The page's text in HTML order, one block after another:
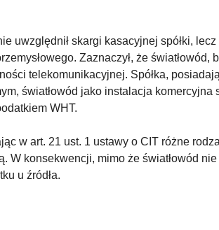
uwzględnił skargi kasacyjnej spółki,
Zaznaczył, że
telekomunikacyjnej. Spółka,
światłowód jako instalacja
WHT.
w art. 21 ust. 1 ustawy o CIT różne
konsekwencji, mimo że światłowód
u źródła.